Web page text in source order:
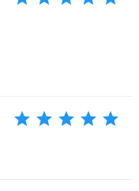
star star star star star